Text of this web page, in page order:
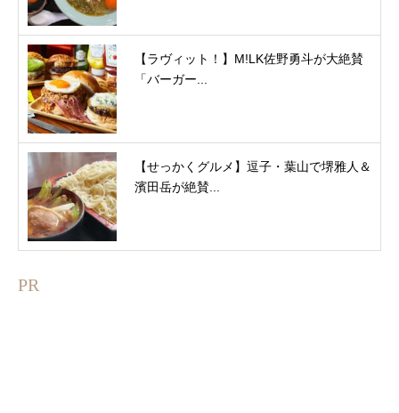
【ラヴィット！】M!LK佐野勇斗が大絶賛
「バーガー...
【せっかくグルメ】逗子・葉山で堺雅人＆
濱田岳が絶賛...
PR